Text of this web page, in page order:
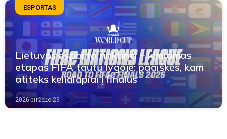
ESPORTAS
Lietuvos esporto rinktinei – lemiamas
etapas FIFA tautų lygoje: paaiškės, kam
atiteks kelialapiai į finalus
2026 birželio 29